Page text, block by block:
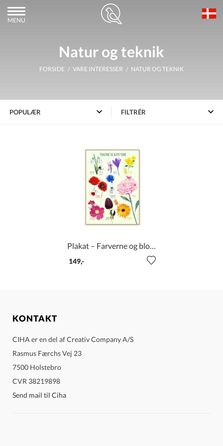
MENU
Natur og teknik
FORSIDE / VARE INTERESSER / NATUR OG TEKNIK
FILTRÉR
Plakat – Farverne og blomsterne
149
KONTAKT
CIHA er en del af Creativ Company A/S
Rasmus Færchs Vej 23
7500 Holstebro
CVR 38219898
Send mail til Ciha